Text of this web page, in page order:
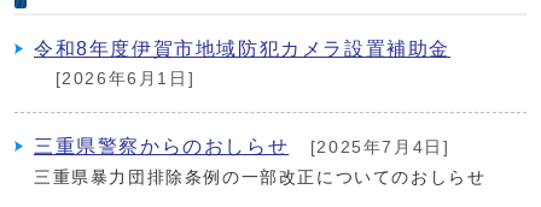
令和8年度伊賀市地域防犯カメラ設置補助金
[2026年6月1日]
三重県警察からのおしらせ
[2025年7月4日]
三重県暴力団排除条例の一部改正についてのおしらせ